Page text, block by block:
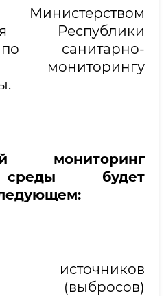
Министерством
Республики
санитарно-
мониторингу
мониторинг
будет
источников
(выбросов)